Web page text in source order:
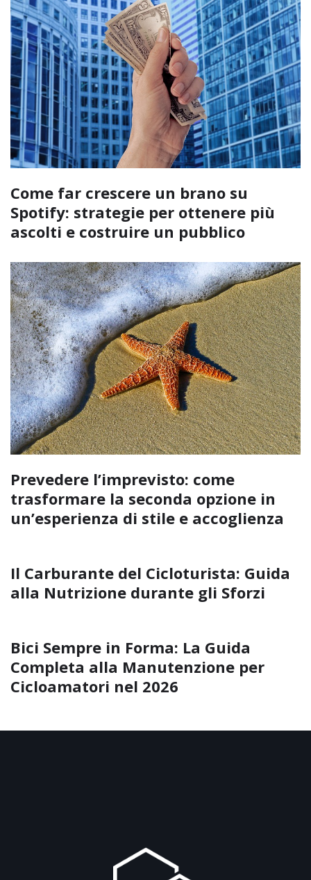
Come far crescere un brano su
Spotify: strategie per ottenere più
ascolti e costruire un pubblico
Prevedere l’imprevisto: come
trasformare la seconda opzione in
un’esperienza di stile e accoglienza
Il Carburante del Cicloturista: Guida
alla Nutrizione durante gli Sforzi
Bici Sempre in Forma: La Guida
Completa alla Manutenzione per
Cicloamatori nel 2026